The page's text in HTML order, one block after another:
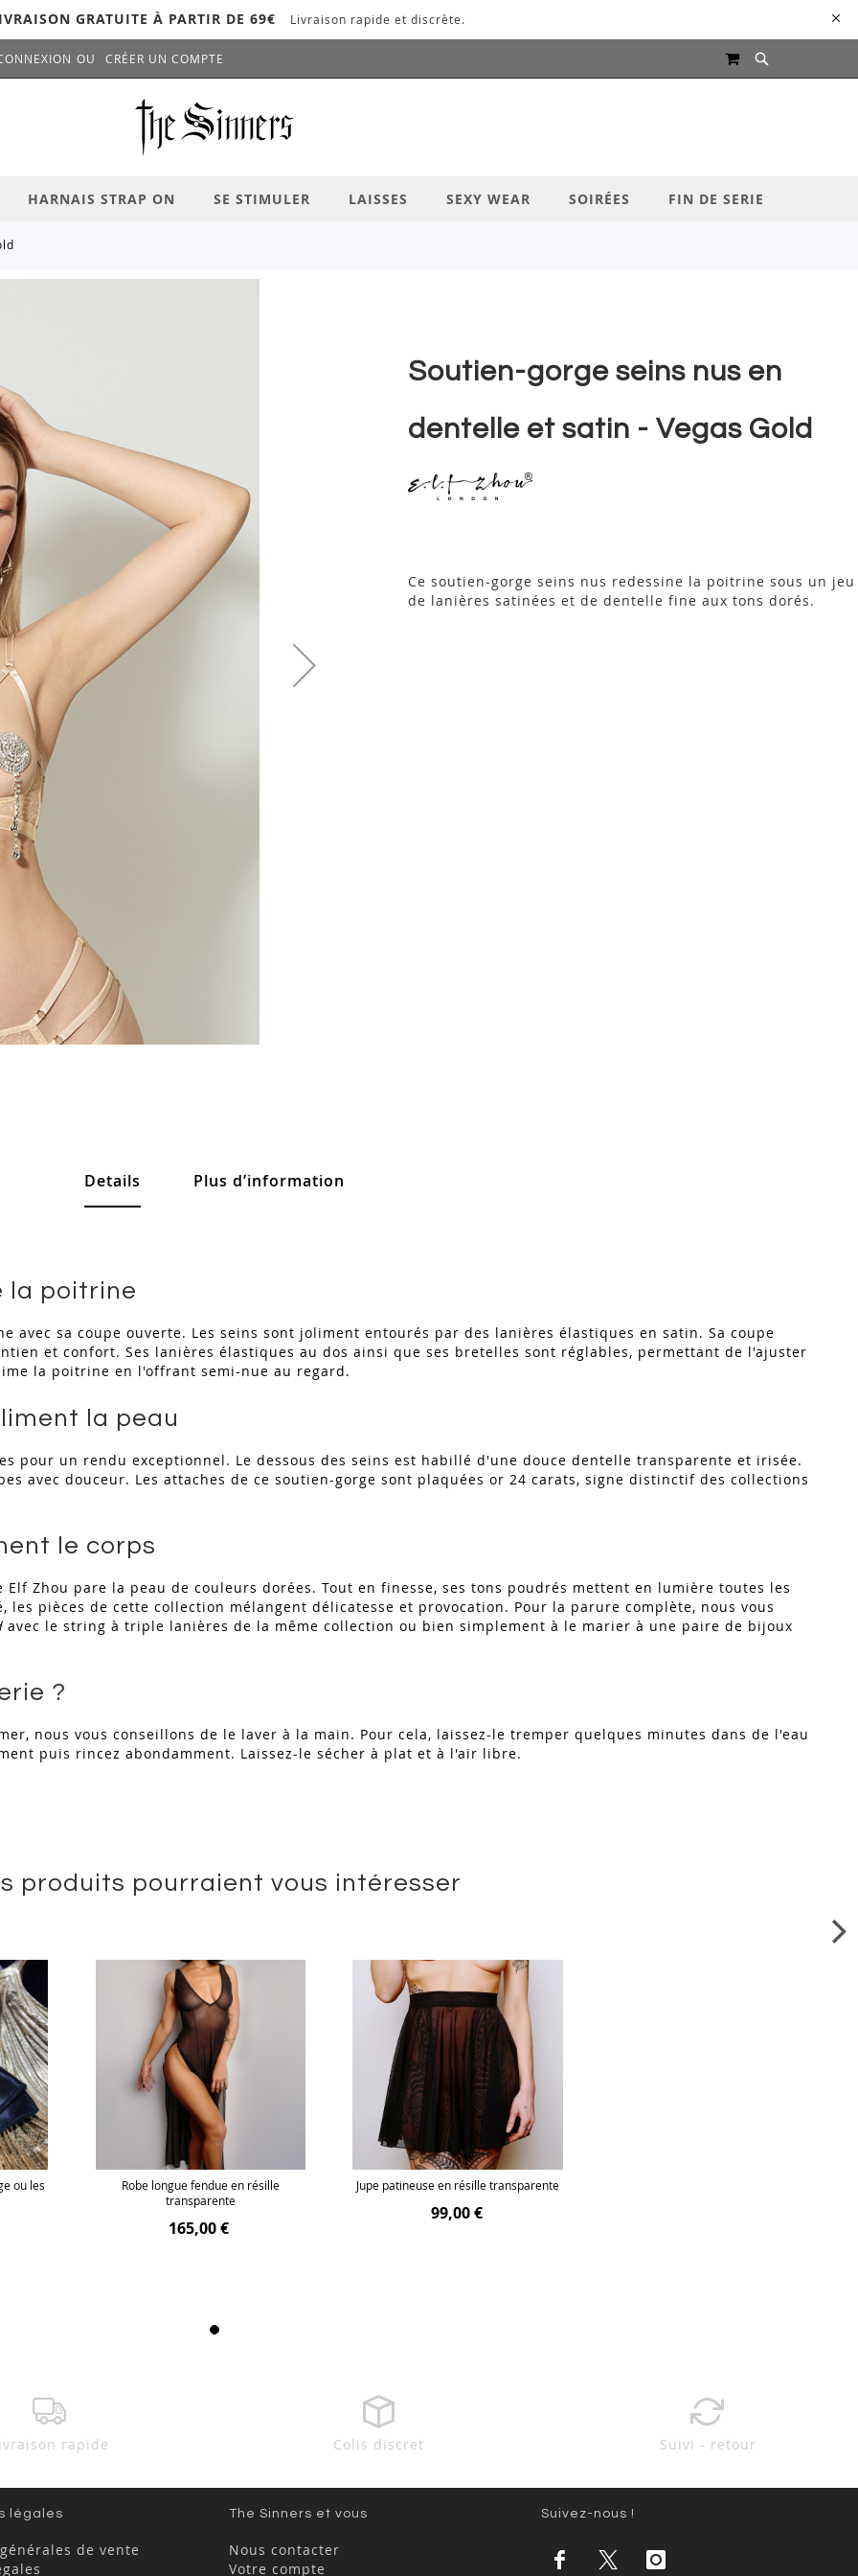
GRATUITE À PARTIR DE 69€ Livraison rapide et discrète.
CRÉER UN COMPTE
LA RECHERCHE # APPUYEZ SUR LA TOUCHE "ENTRER" POUR LANCER LA RECHERCHE
MON PANIER
HARNAIS STRAP ON SE STIMULER LAISSES SEXY WEAR SOIRÉES FIN DE SERIE
Soutien-gorge seins nus en
dentelle et satin - Vegas Gold
Ce soutien-gorge seins nus redessine la poitrine sous un jeu
de lanières satinées et de dentelle fine aux tons dorés.
Details
la poitrine
avec sa coupe ouverte. Les seins sont joliment entourés par des lanières élastiques en satin. Sa coupe
et confort. Ses lanières élastiques au dos ainsi que ses bretelles sont réglables, permettant de l'ajuster
la poitrine en l'offrant semi-nue au regard.
la peau
pour un rendu exceptionnel. Le dessous des seins est habillé d'une douce dentelle transparente et irisée.
avec douceur. Les attaches de ce soutien-gorge sont plaquées or 24 carats, signe distinctif des collections
le corps
Zhou pare la peau de couleurs dorées. Tout en finesse, ses tons poudrés mettent en lumière toutes les
pièces de cette collection mélangent délicatesse et provocation. Pour la parure complète, nous vous
avec le string à triple lanières de la même collection ou bien simplement à le marier à une paire de bijoux
?
nous vous conseillons de le laver à la main. Pour cela, laissez-le tremper quelques minutes dans de l'eau
puis rincez abondamment. Laissez-le sécher à plat et à l'air libre.
Plus d’information
produits pourraient vous intéresser
ou les
Robe longue fendue en résille
transparente
165,00 €
Jupe patineuse en résille transparente
99,00 €
rapide Colis discret Suivi - retour
légales
de vente
The Sinners et vous
Nous contacter
Votre compte
Suivez-nous !